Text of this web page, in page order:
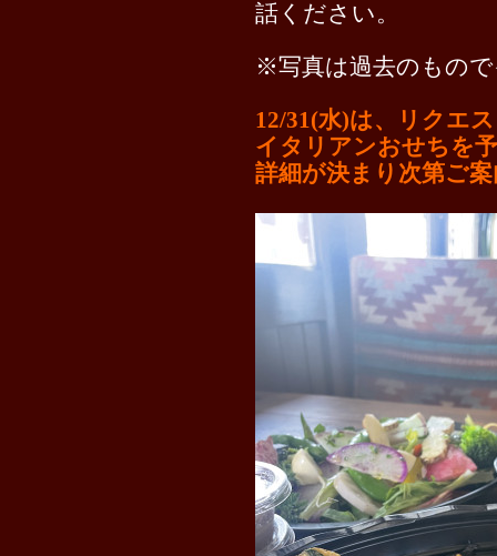
話ください。
※写真は過去のもの
12/31(水)は、リクエ
イタリアンおせちを
詳細が決まり次第ご